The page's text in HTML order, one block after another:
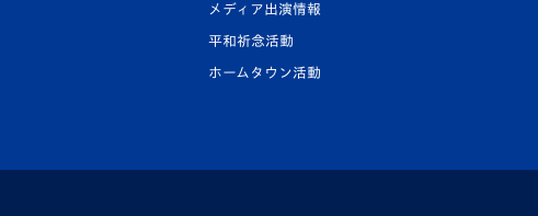
メディア出演情報
平和祈念活動
ホームタウン活動